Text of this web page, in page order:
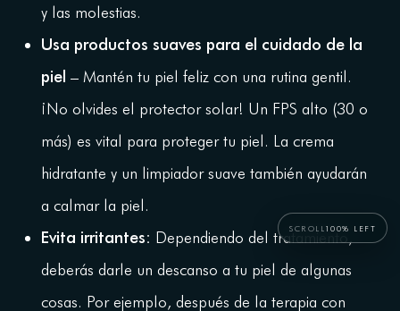
y las molestias.
Usa productos suaves para el cuidado de la
piel – Mantén tu piel feliz con una rutina gentil.
¡No olvides el protector solar! Un FPS alto (30 o
más) es vital para proteger tu piel. La crema
hidratante y un limpiador suave también ayudarán
a calmar la piel.
Evita irritantes: Dependiendo del tratamiento,
deberás darle un descanso a tu piel de algunas
cosas. Por ejemplo, después de la terapia con
SCROLL 100% LEFT